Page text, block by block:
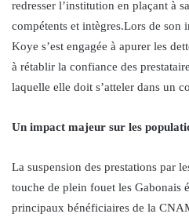
redresser l’institution en plaçant à
compétents et intègres.Lors de son
Koye s’est engagée à apurer les
à rétablir la confiance des
laquelle elle doit s’atteler dans un
Un impact majeur sur les
La suspension des prestations par
touche de plein fouet les Gabonais
principaux bénéficiaires de la